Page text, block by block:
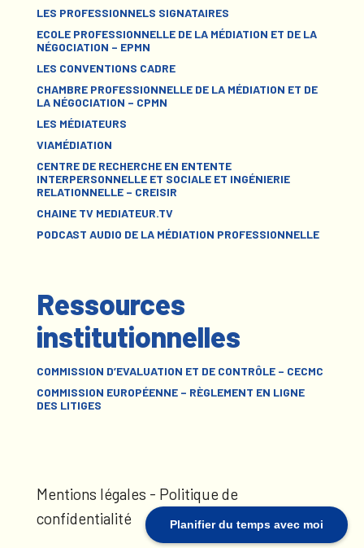
Planifier du temps avec moi
LES PROFESSIONNELS SIGNATAIRES
ECOLE PROFESSIONNELLE DE LA MÉDIATION ET DE LA
NÉGOCIATION – EPMN
LES CONVENTIONS CADRE
CHAMBRE PROFESSIONNELLE DE LA MÉDIATION ET DE
LA NÉGOCIATION – CPMN
LES MÉDIATEURS
VIAMÉDIATION
CENTRE DE RECHERCHE EN ENTENTE
INTERPERSONNELLE ET SOCIALE ET INGÉNIERIE
RELATIONNELLE – CREISIR
CHAINE TV MEDIATEUR.TV
PODCAST AUDIO DE LA MÉDIATION PROFESSIONNELLE
Ressources
institutionnelles
COMMISSION D’EVALUATION ET DE CONTRÔLE – CECMC
COMMISSION EUROPÉENNE – RÈGLEMENT EN LIGNE
DES LITIGES
Mentions légales - Politique de
confidentialité